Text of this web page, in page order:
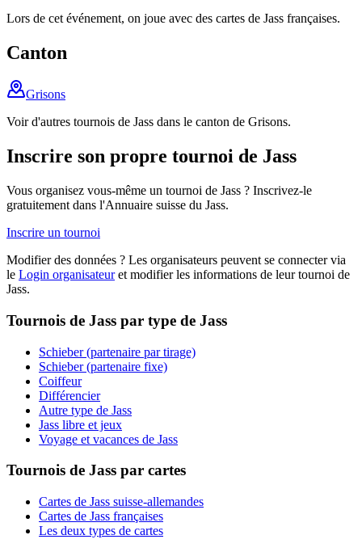
Lors de cet événement, on joue avec des cartes de Jass françaises.
Canton
Grisons
Voir d'autres tournois de Jass dans le canton de Grisons.
Inscrire son propre tournoi de Jass
Vous organisez vous-même un tournoi de Jass ? Inscrivez-le
gratuitement dans l'Annuaire suisse du Jass.
Inscrire un tournoi
Modifier des données ? Les organisateurs peuvent se connecter via
le Login organisateuret modifier les informations de leur tournoi de
Jass.
Tournois de Jass par type de Jass
Schieber (partenaire par tirage)
Schieber (partenaire fixe)
Coiffeur
Différencier
Autre type de Jass
Jass libre et jeux
Voyage et vacances de Jass
Tournois de Jass par cartes
Cartes de Jass suisse-allemandes
Cartes de Jass françaises
Les deux types de cartes